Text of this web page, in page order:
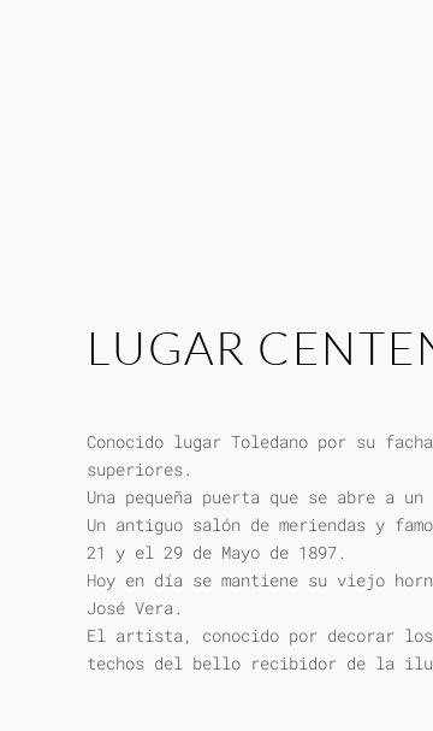
LUGAR
Conocido lugar Toledano por su
superiores.
Una pequeña puerta que se abre a
Un antiguo salón de meriendas y
21 y el 29 de Mayo de 1897.
Hoy en día se mantiene su viejo
José Vera.
El artista, conocido por decorar los
techos del bello recibidor de la